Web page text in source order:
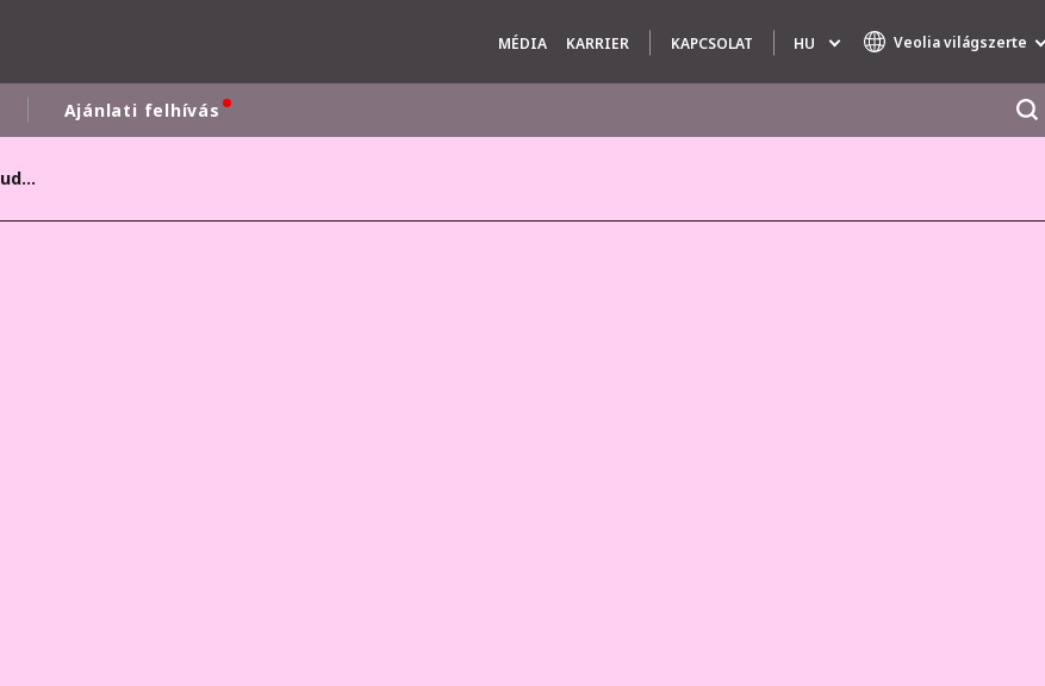
MÉDIA KARRIER KAPCSOLAT HU Veolia világszerte
Ajánlati felhívás
Több százan tették próbára tudásukat: ennyire vannak képben a kitöltők a fenntarthatósággal